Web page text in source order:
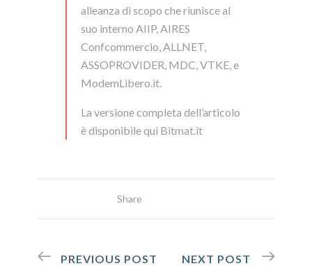
alleanza di scopo che riunisce al
suo interno AIIP, AIRES
Confcommercio, ALLNET,
ASSOPROVIDER, MDC, VTKE, e
ModemLibero.it.
La versione completa dell’articolo
è disponibile qui Bitmat.it
Share
PREVIOUS POST NEXT POST